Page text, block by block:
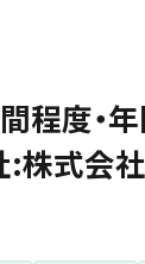
程度・
株式会